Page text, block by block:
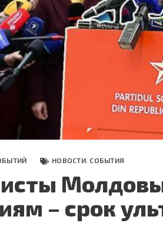
НОВОСТИ. СОБЫТИЯ
– срок